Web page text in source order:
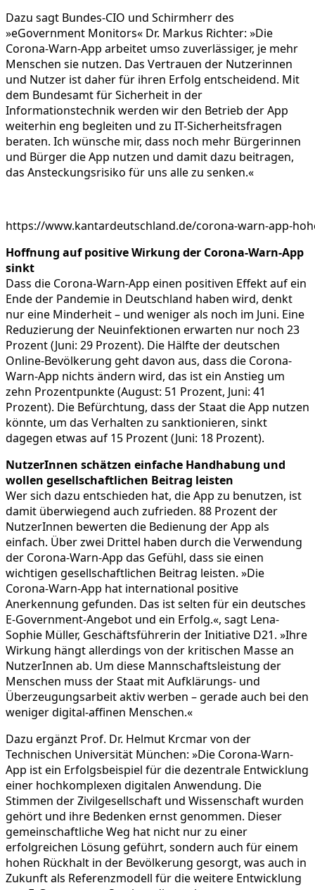
Dazu sagt Bundes-CIO und Schirmherr des
»eGovernment Monitors« Dr. Markus Richter: »Die
Corona-Warn-App arbeitet umso zuverlässiger, je mehr
Menschen sie nutzen. Das Vertrauen der Nutzerinnen
und Nutzer ist daher für ihren Erfolg entscheidend. Mit
dem Bundesamt für Sicherheit in der
Informationstechnik werden wir den Betrieb der App
weiterhin eng begleiten und zu IT-Sicherheitsfragen
beraten. Ich wünsche mir, dass noch mehr Bürgerinnen
und Bürger die App nutzen und damit dazu beitragen,
das Ansteckungsrisiko für uns alle zu senken.«
https://www.kantardeutschland.de/corona-warn-app-
Hoffnung auf positive Wirkung der Corona-Warn-App
sinkt
Dass die Corona-Warn-App einen positiven Effekt auf ein
Ende der Pandemie in Deutschland haben wird, denkt
nur eine Minderheit – und weniger als noch im Juni. Eine
Reduzierung der Neuinfektionen erwarten nur noch 23
Prozent (Juni: 29 Prozent). Die Hälfte der deutschen
Online-Bevölkerung geht davon aus, dass die Corona-
Warn-App nichts ändern wird, das ist ein Anstieg um
zehn Prozentpunkte (August: 51 Prozent, Juni: 41
Prozent). Die Befürchtung, dass der Staat die App nutzen
könnte, um das Verhalten zu sanktionieren, sinkt
dagegen etwas auf 15 Prozent (Juni: 18 Prozent).
NutzerInnen schätzen einfache Handhabung und
wollen gesellschaftlichen Beitrag leisten
Wer sich dazu entschieden hat, die App zu benutzen, ist
damit überwiegend auch zufrieden. 88 Prozent der
NutzerInnen bewerten die Bedienung der App als
einfach. Über zwei Drittel haben durch die Verwendung
der Corona-Warn-App das Gefühl, dass sie einen
wichtigen gesellschaftlichen Beitrag leisten. »Die
Corona-Warn-App hat international positive
Anerkennung gefunden. Das ist selten für ein deutsches
E-Government-Angebot und ein Erfolg.«, sagt Lena-
Sophie Müller, Geschäftsführerin der Initiative D21. »Ihre
Wirkung hängt allerdings von der kritischen Masse an
NutzerInnen ab. Um diese Mannschaftsleistung der
Menschen muss der Staat mit Aufklärungs- und
Überzeugungsarbeit aktiv werben – gerade auch bei den
weniger digital-affinen Menschen.«
Dazu ergänzt Prof. Dr. Helmut Krcmar von der
Technischen Universität München: »Die Corona-Warn-
App ist ein Erfolgsbeispiel für die dezentrale Entwicklung
einer hochkomplexen digitalen Anwendung. Die
Stimmen der Zivilgesellschaft und Wissenschaft wurden
gehört und ihre Bedenken ernst genommen. Dieser
gemeinschaftliche Weg hat nicht nur zu einer
erfolgreichen Lösung geführt, sondern auch für einem
hohen Rückhalt in der Bevölkerung gesorgt, was auch in
Zukunft als Referenzmodell für die weitere Entwicklung